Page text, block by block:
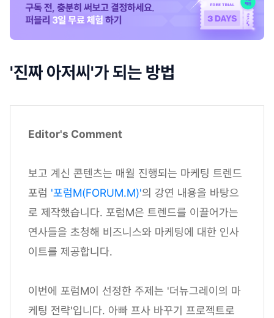
'진짜 아저씨'가 되는 방법
Editor's Comment
보고 계신 콘텐츠는 매월 진행되는 마케팅 트렌드
포럼 '포럼M(FORUM.M)'의 강연 내용을 바탕으
로 제작했습니다. 포럼M은 트렌드를 이끌어가는
연사들을 초청해 비즈니스와 마케팅에 대한 인사
이트를 제공합니다.
이번에 포럼M이 선정한 주제는 '더뉴그레이의 마
케팅 전략'입니다. 아빠 프사 바꾸기 프로젝트로